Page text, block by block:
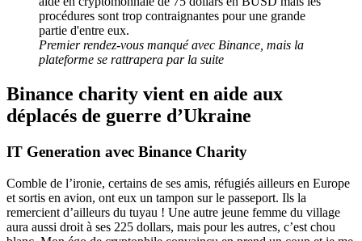
Premier rendez-vous manqué avec Binance, mais la
plateforme se rattrapera par la suite
Binance charity vient en aide aux
déplacés de guerre d’Ukraine
IT Generation avec Binance Charity
Comble de l’ironie, certains de ses amis, réfugiés ailleurs en Europe
et sortis en avion, ont eux un tampon sur le passeport. Ils la
remercient d’ailleurs du tuyau ! Une autre jeune femme du village
aura aussi droit à ses 225 dollars, mais pour les autres, c’est chou